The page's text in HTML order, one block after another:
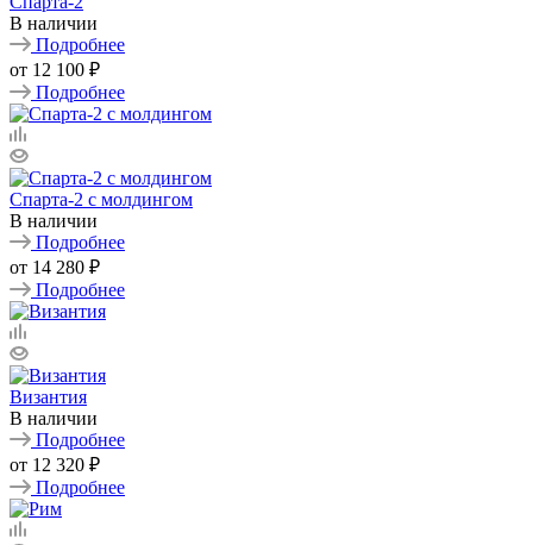
В наличии
Подробнее
от 12 100 ₽
Подробнее
Спарта-2 с молдингом
В наличии
Подробнее
от 14 280 ₽
Подробнее
Византия
В наличии
Подробнее
от 12 320 ₽
Подробнее